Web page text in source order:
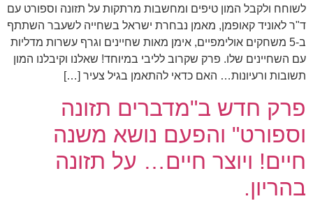
לשוחח ולקבל המון טיפים ומחשבות מרתקות על תזונה וספורט עם
ד"ר לאוניד קאופמן, מאמן נבחרת ישראל בשחייה לשעבר השתתף
ב-5 משחקים אולימפיים, אימן מאות שחיינים וגרף עשרות מדליות
עם השחיינים שלו. פרק שקרוב לליבי במיוחד! שאלנו וקיבלנו המון
תשובות ורעיונות… האם כדאי להתאמן בגיל צעיר […]
פרק חדש ב"מדברים תזונה
וספורט" והפעם נושא משנה
חיים! ויוצר חיים… על תזונה
בהריון.